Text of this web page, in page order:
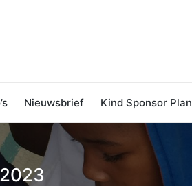
Nieuwsbrief Kind Sponsor Plan